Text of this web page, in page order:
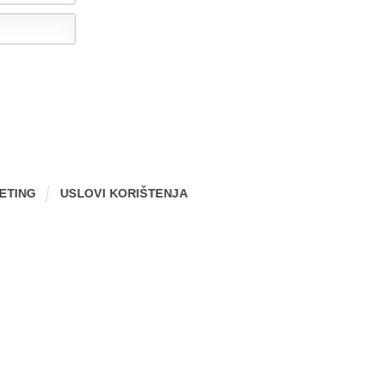
USLOVI KORIŠTENJA